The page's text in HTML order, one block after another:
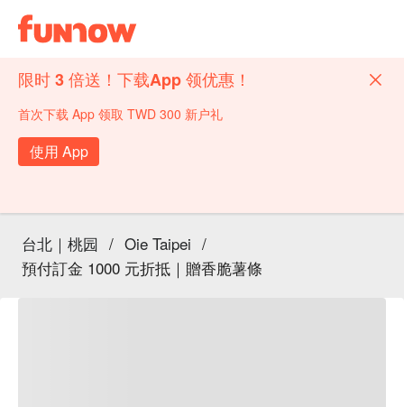
限时 3 倍送！下载App 领优惠！
首次下载 App 领取 TWD 300 新户礼
使用 App
台北｜桃园 / Oie Taipei /
預付訂金 1000 元折抵｜贈香脆薯條